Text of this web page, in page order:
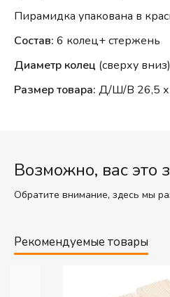
Пирамидка упакована в
Состав: 6 колец+ стержень
Диаметр колец (сверху
Размер товара: Д/Ш/В 26,5 х
Возможно, вас это
Обратите внимание, здесь мы
Рекомендуемые товары